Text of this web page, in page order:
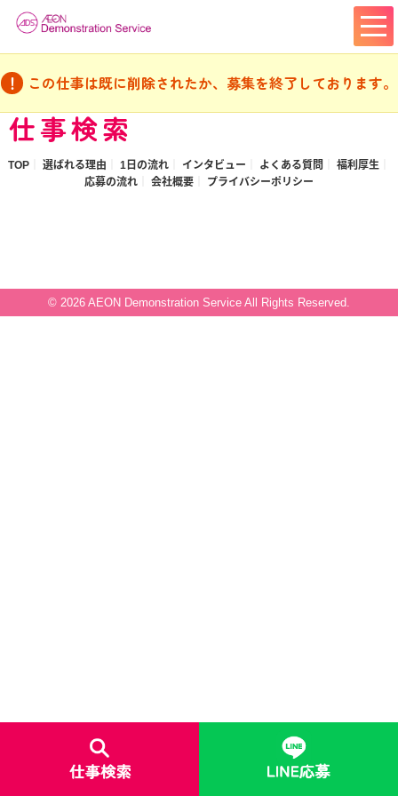
仕事検索
この仕事は既に削除されたか、募集を終了しております。
TOP 選ばれる理由 1日の流れ インタビュー よくある質問
福利厚生
応募の流れ
会社概要 プライバシーポリシー
© 2026 AEON Demonstration Service All Rights Reserved.